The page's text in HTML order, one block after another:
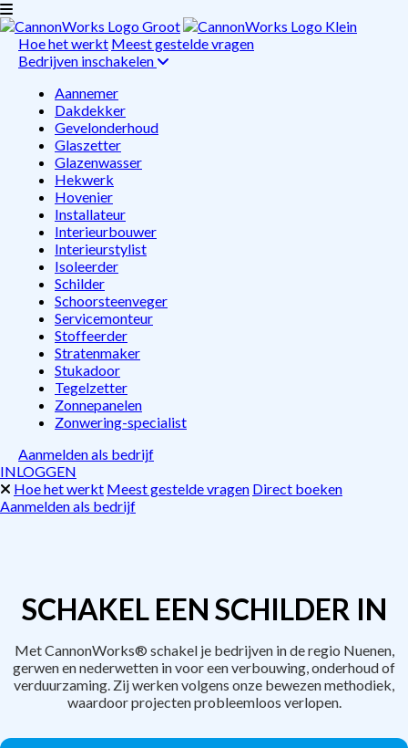
Hoe het werkt Meest gestelde vragen
Bedrijven inschakelen
Aannemer
Dakdekker
Gevelonderhoud
Glaszetter
Glazenwasser
Hekwerk
Hovenier
Installateur
Interieurbouwer
Interieurstylist
Isoleerder
Schilder
Schoorsteenveger
Servicemonteur
Stoffeerder
Stratenmaker
Stukadoor
Tegelzetter
Zonnepanelen
Zonwering-specialist
Aanmelden als bedrijf
INLOGGEN
Hoe het werkt Meest gestelde vragen Direct boeken
Aanmelden als bedrijf
SCHAKEL EEN SCHILDER IN
Met CannonWorks® schakel je bedrijven in de regio Nuenen,
gerwen en nederwetten in voor een verbouwing, onderhoud of
verduurzaming. Zij werken volgens onze bewezen methodiek,
waardoor projecten probleemloos verlopen.